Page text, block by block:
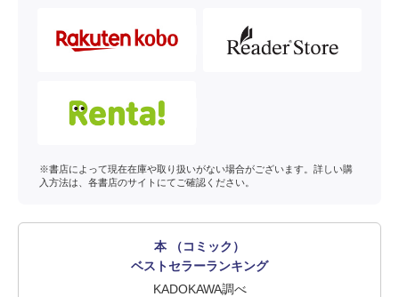
※書店によって現在在庫や取り扱いがない場合がございます。詳しい購
入方法は、各書店のサイトにてご確認ください。
本 （コミック）
ベストセラーランキング
KADOKAWA調べ